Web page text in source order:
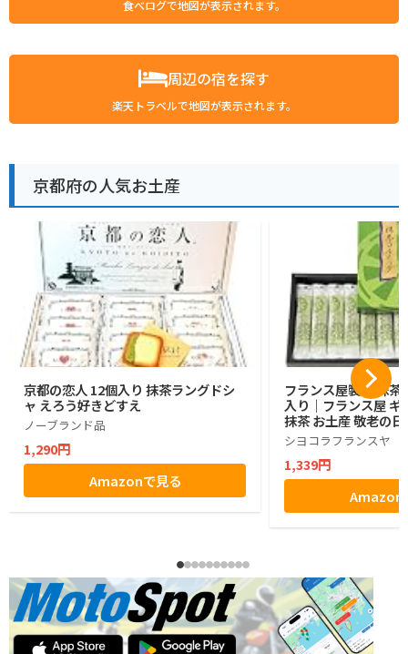
食べログで地図が表示されます。
周辺の宿を探す
楽天トラベルで地図が表示されます。
京都府の人気お土産
京都の恋人 12個入り 抹茶ラングドシ
ャ えろう好きどすえ
ノーブランド品
1,290円
Amazonで見る
フランス屋製菓 抹茶
入り｜フランス屋 ギ
抹茶 お土産 敬老の日
シヨコラフランスヤ
1,339円
Amazon